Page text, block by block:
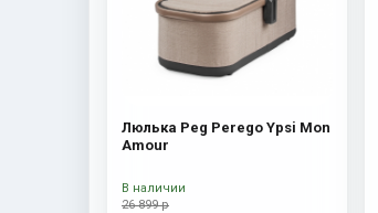
Люлька Peg Perego Ypsi Mon
Amour
26 899 р
В наличии